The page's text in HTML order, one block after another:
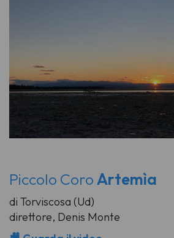
Piccolo CoroArtemìa
di Torviscosa (Ud)
direttore, Denis Monte